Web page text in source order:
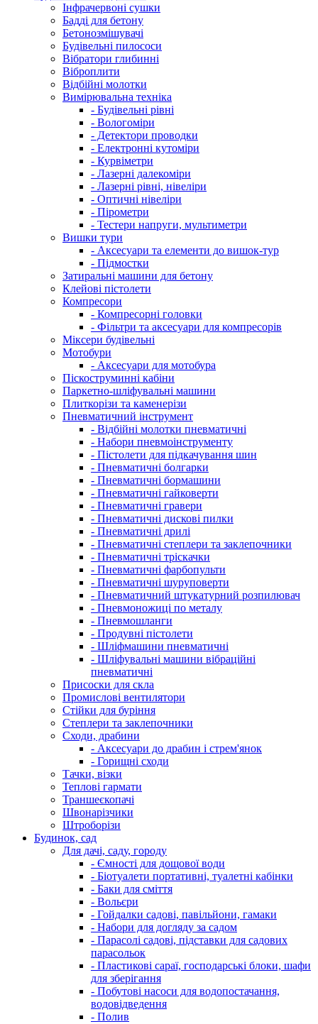
Інфрачервоні сушки
Бадді для бетону
Бетонозмішувачі
Будівельні пилососи
Вібратори глибинні
Віброплити
Відбійні молотки
Вимірювальна техніка
- Будівельні рівні
- Вологоміри
- Детектори проводки
- Електронні кутоміри
- Курвіметри
- Лазерні далекоміри
- Лазерні рівні, нівеліри
- Оптичні нівеліри
- Пірометри
- Тестери напруги, мультиметри
Вишки тури
- Аксесуари та елементи до вишок-тур
- Підмостки
Затиральні машини для бетону
Клейові пістолети
Компресори
- Компресорні головки
- Фільтри та аксесуари для компресорів
Міксери будівельні
Мотобури
- Аксесуари для мотобура
Піскоструминні кабіни
Паркетно-шліфувальні машини
Плиткорізи та каменерізи
Пневматичний інструмент
- Відбійні молотки пневматичні
- Набори пневмоінструменту
- Пістолети для підкачування шин
- Пневматичні болгарки
- Пневматичні бормашини
- Пневматичні гайковерти
- Пневматичні гравери
- Пневматичні дискові пилки
- Пневматичні дрилі
- Пневматичні степлери та заклепочники
- Пневматичні тріскачки
- Пневматичні фарбопульти
- Пневматичні шуруповерти
- Пневматичний штукатурний розпилювач
- Пневмоножиці по металу
- Пневмошланги
- Продувні пістолети
- Шліфмашини пневматичні
- Шліфувальні машини вібраційні
пневматичні
Присоски для скла
Промислові вентилятори
Стійки для буріння
Степлери та заклепочники
Сходи, драбини
- Аксесуари до драбин і стрем'янок
- Горищні сходи
Тачки, візки
Теплові гармати
Траншеєкопачі
Швонарізчики
Штроборізи
Будинок, сад
Для дачі, саду, городу
- Ємності для дощової води
- Біотуалети портативні, туалетні кабінки
- Баки для сміття
- Вольєри
- Гойдалки садові, павільйони, гамаки
- Набори для догляду за садом
- Парасолі садові, підставки для садових
парасольок
- Пластикові сараї, господарські блоки, шафи
для зберігання
- Побутові насоси для водопостачання,
водовідведення
- Полив